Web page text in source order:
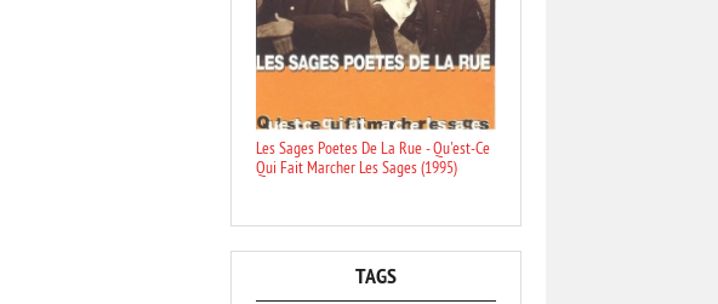
Les Sages Poetes De La Rue - Qu'est-Ce
Qui Fait Marcher Les Sages (1995)
TAGS